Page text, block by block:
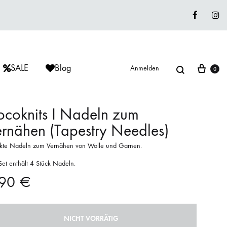
ÈRIU
ISAGER
ISAGER
SALE Blog Anmelden Suche
Lieblingswolle
Strickkits
0
I Nadeln zum
(Tapestry Needles)
Nadeln zum Vernähen von Wolle und Garnen.
enthält 4 Stück Nadeln.
€
NICHT VORRÄTIG